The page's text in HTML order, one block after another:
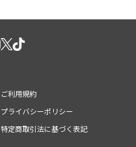
ご利用規約
プライバシーポリシー
特定商取引法に基づく表記